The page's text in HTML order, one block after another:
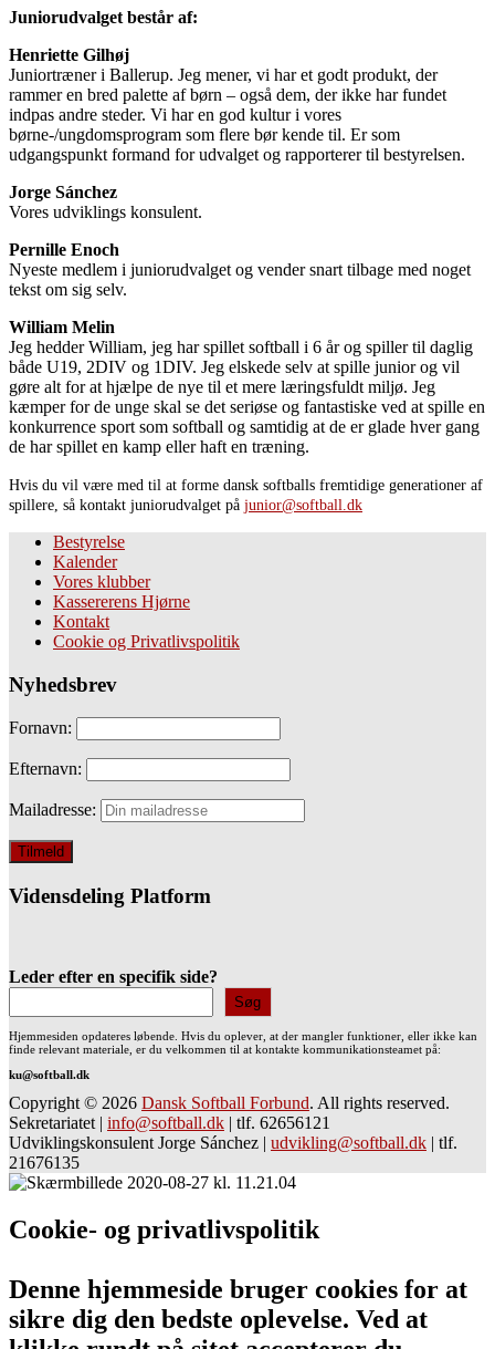
Juniorudvalget består af:
Henriette Gilhøj
Juniortræner i Ballerup. Jeg mener, vi har et godt produkt, der
rammer en bred palette af børn – også dem, der ikke har fundet
indpas andre steder. Vi har en god kultur i vores
børne-/ungdomsprogram som flere bør kende til. Er som
udgangspunkt formand for udvalget og rapporterer til bestyrelsen.
Jorge Sánchez
Vores udviklings konsulent.
Pernille Enoch
Nyeste medlem i juniorudvalget og vender snart tilbage med noget
tekst om sig selv.
William Melin
Jeg hedder William, jeg har spillet softball i 6 år og spiller til daglig
både U19, 2DIV og 1DIV. Jeg elskede selv at spille junior og vil
gøre alt for at hjælpe de nye til et mere læringsfuldt miljø. Jeg
kæmper for de unge skal se det seriøse og fantastiske ved at spille en
konkurrence sport som softball og samtidig at de er glade hver gang
de har spillet en kamp eller haft en træning.
Hvis du vil være med til at forme dansk softballs fremtidige generationer af
spillere, så kontakt juniorudvalget på junior@softball.dk
Bestyrelse
Kalender
Vores klubber
Kassererens Hjørne
Kontakt
Cookie og Privatlivspolitik
Nyhedsbrev
Fornavn:
Efternavn:
Mailadresse:
Vidensdeling Platform
Leder efter en specifik side?
Søg
Hjemmesiden opdateres løbende. Hvis du oplever, at der mangler funktioner, eller ikke kan
finde relevant materiale, er du velkommen til at kontakte kommunikationsteamet på:
ku@softball.dk
Copyright © 2026 Dansk Softball Forbund. All rights reserved.
Sekretariatet | info@softball.dk | tlf. 62656121
Udviklingskonsulent Jorge Sánchez | udvikling@softball.dk | tlf.
21676135
Cookie- og privatlivspolitik
Denne hjemmeside bruger cookies for at
sikre dig den bedste oplevelse. Ved at